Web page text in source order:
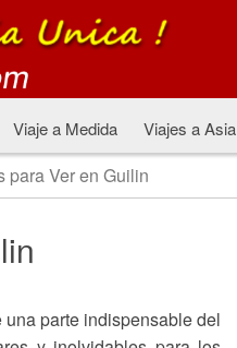
Viaje a Medida Viajes a Asia
para Ver en Guilin
parte indispensable del